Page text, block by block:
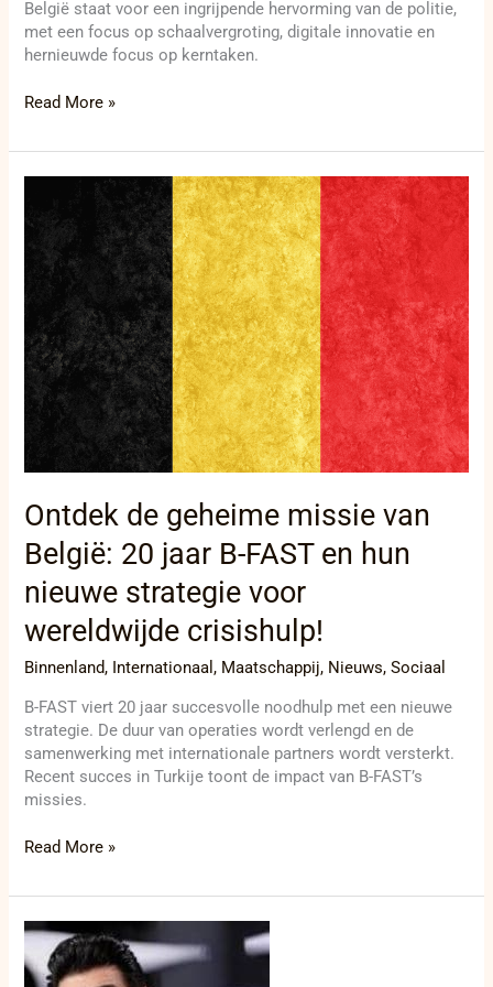
België staat voor een ingrijpende hervorming van de politie,
met een focus op schaalvergroting, digitale innovatie en
hernieuwde focus op kerntaken.
Read More »
Ontdek de geheime missie van
België: 20 jaar B-FAST en hun
nieuwe strategie voor
wereldwijde crisishulp!
Binnenland, Internationaal, Maatschappij, Nieuws,Sociaal
B-FAST viert 20 jaar succesvolle noodhulp met een nieuwe
strategie. De duur van operaties wordt verlengd en de
samenwerking met internationale partners wordt versterkt.
Recent succes in Turkije toont de impact van B-FAST’s
missies.
geheime
missie
van
België:
jaar
B-
FAST
en
voor
crisishulp!
Read More »
Vier
rechtszaken
op